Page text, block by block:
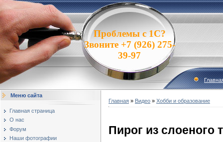
Проблемы с 1С?
Звоните +7 (926) 275-
39-97
Меню сайта
Главная страница
О нас
Форум
Наши фотографии
Главная » Видео » Хобби и образование
Пирог из слоеного